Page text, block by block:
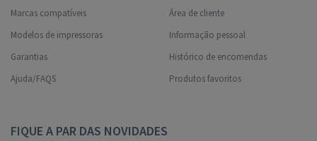
Marcas compatíveis
Modelos de impressoras
Garantias
Ajuda/FAQS
Área de cliente
Informação pessoal
Histórico de encomendas
Produtos favoritos
FIQUE A PAR DAS NOVIDADES